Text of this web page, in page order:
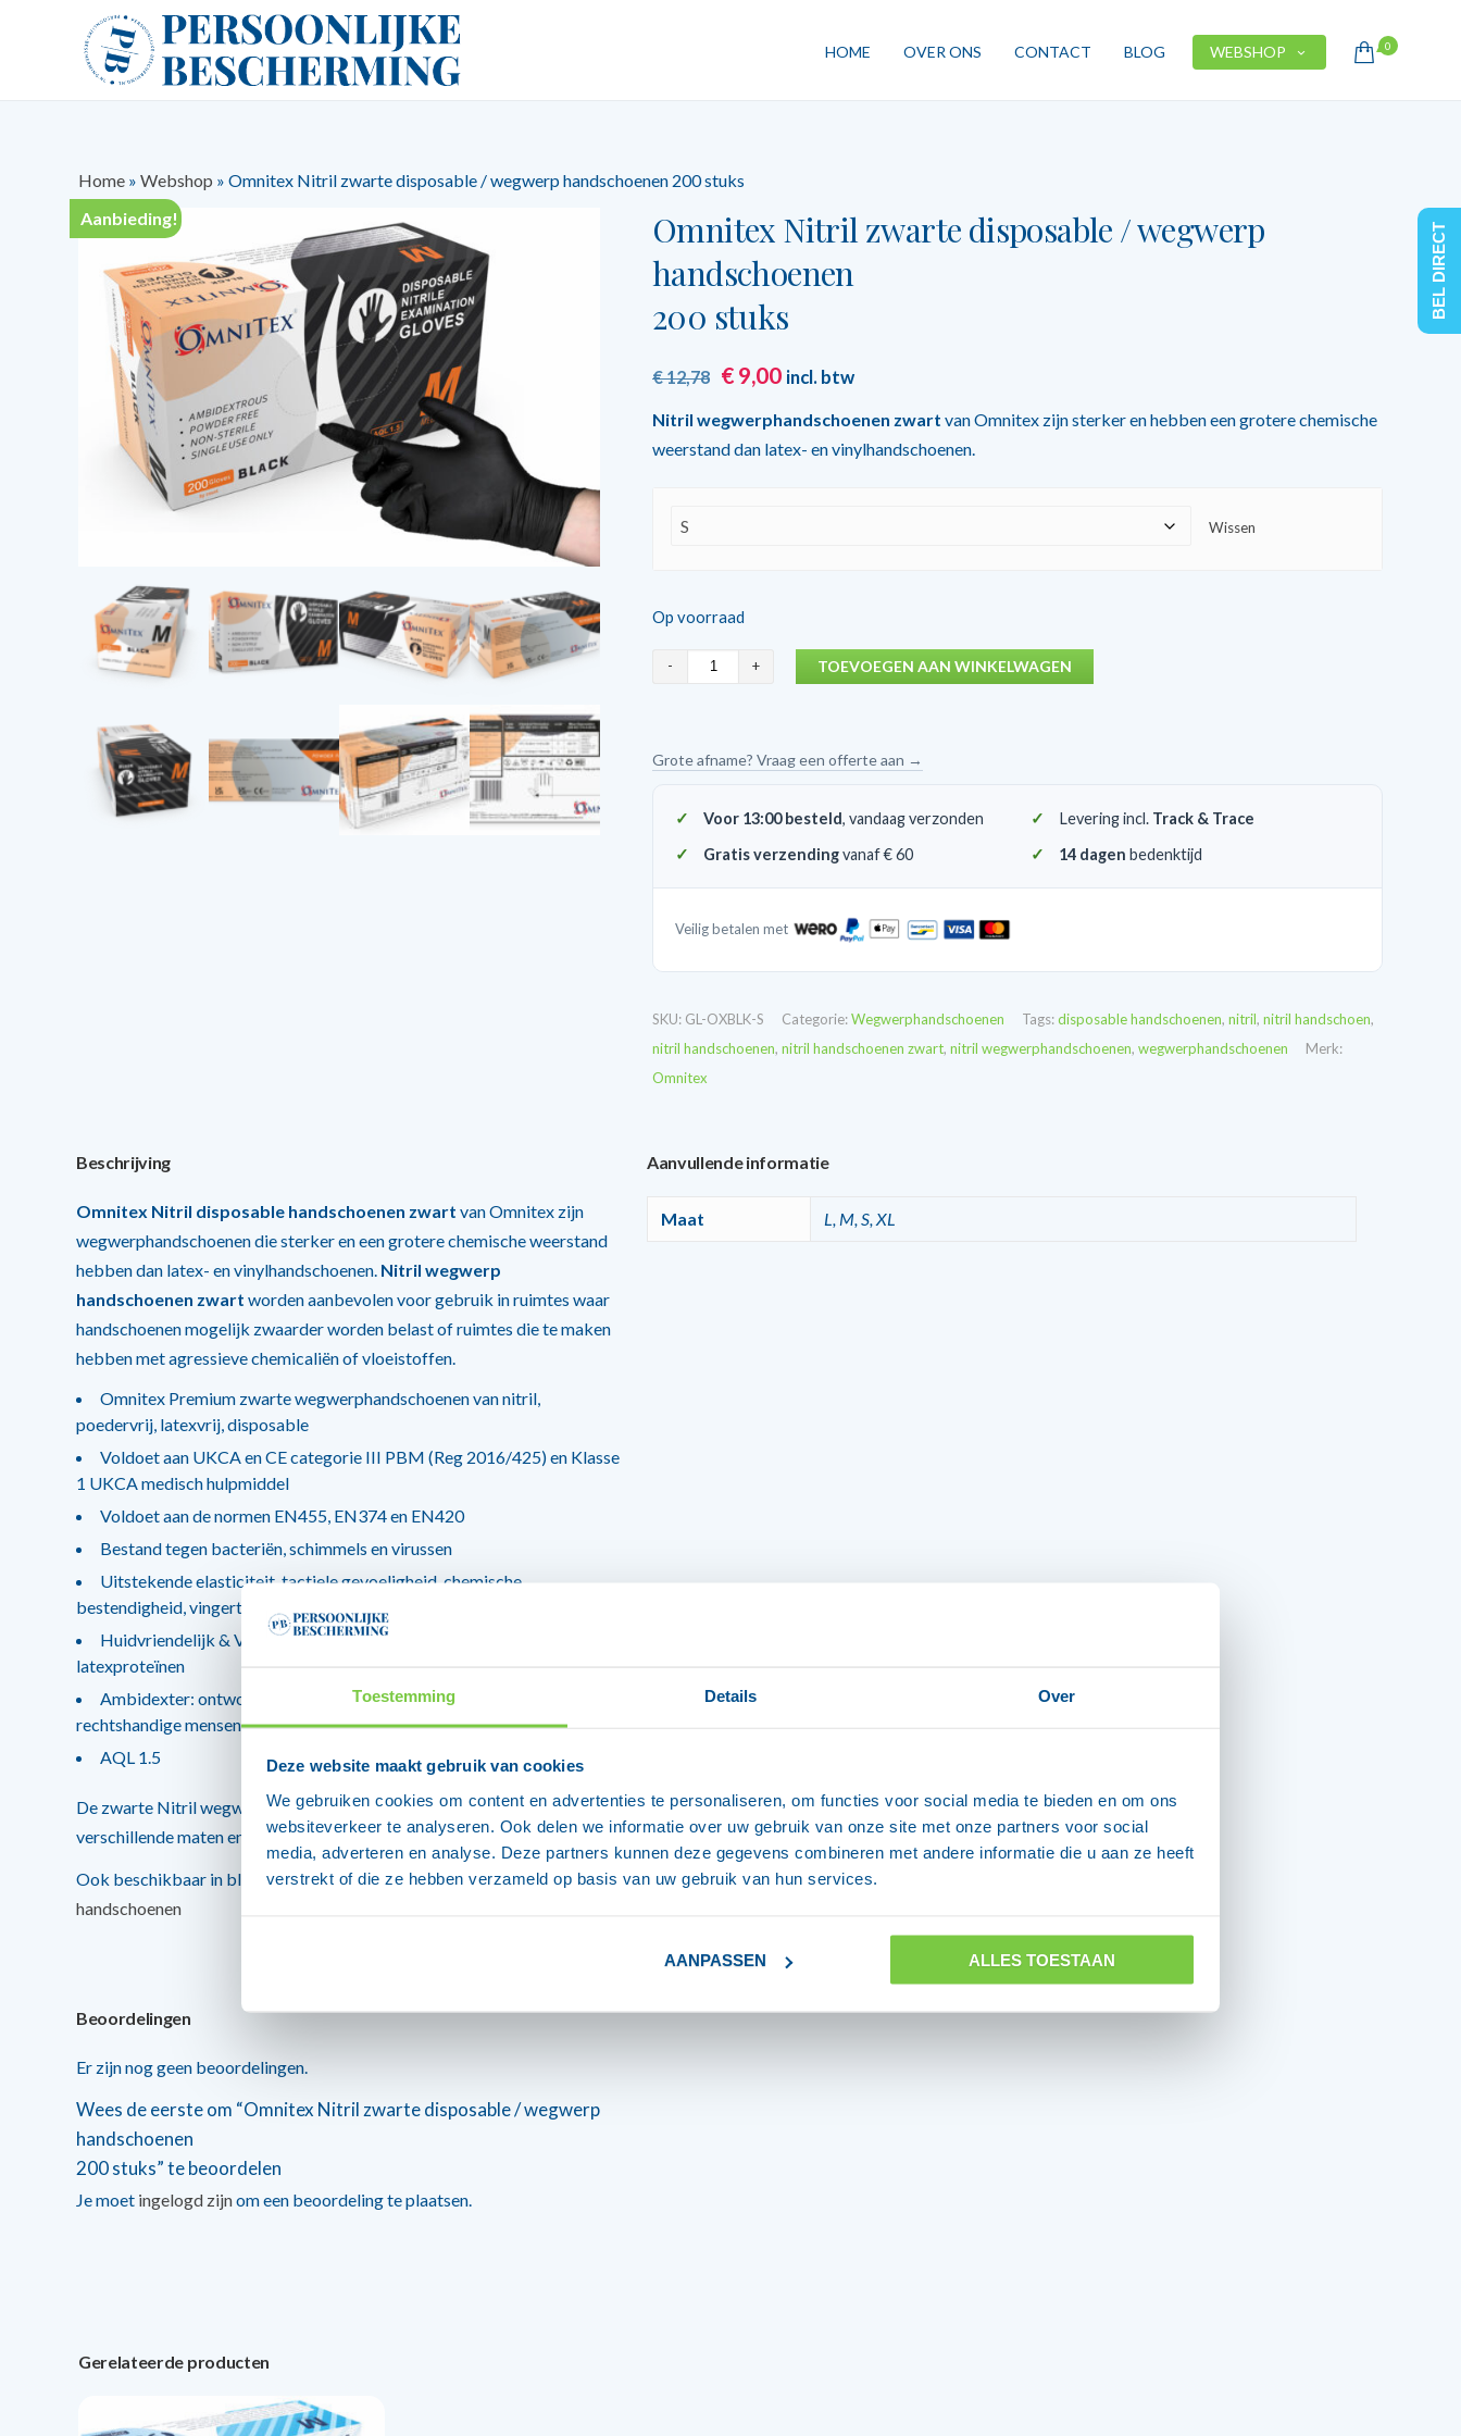
Toestemming Details Over
Deze website maakt gebruik van cookies
We gebruiken cookies om content en advertenties te personaliseren, om functies voor social media te bieden en om ons
websiteverkeer te analyseren. Ook delen we informatie over uw gebruik van onze site met onze partners voor social
media, adverteren en analyse. Deze partners kunnen deze gegevens combineren met andere informatie die u aan ze heeft
verstrekt of die ze hebben verzameld op basis van uw gebruik van hun services.
AANPASSEN ALLES TOESTAAN
0
HOME OVER ONS CONTACT BLOG WEBSHOP
Home » Webshop » Omnitex Nitril zwarte disposable / wegwerp handschoenen 200 stuks
Aanbieding!
Omnitex Nitril zwarte disposable / wegwerp
handschoenen
200 stuks
€12,78 Oorspronkelijke
was:
€ 12,78.
€ 9,00Huidige
is:
€ 9,00.
incl. btw
Nitril wegwerphandschoenen zwart van Omnitex zijn sterker en hebben een grotere chemische
weerstand dan latex- en vinylhandschoenen.
Wissen
Op voorraad
Omnitex
wegwerp
aantal
TOEVOEGEN AAN WINKELWAGEN
Grote afname? Vraag een offerte aan →
Voor 13:00 besteld, vandaag verzonden Levering incl. Track & Trace
Gratis verzendingvanaf € 60 14 dagen bedenktijd
Veilig betalen met
SKU: GL-OXBLK-S Categorie:Wegwerphandschoenen Tags:disposable handschoenen, nitril, nitril handschoen,
nitril handschoenen, nitril handschoenen zwart, nitril wegwerphandschoenen, wegwerphandschoenen
Merk:
Omnitex
Beschrijving
Omnitex Nitril disposable handschoenen zwart van Omnitex zijn
wegwerphandschoenen die sterker en een grotere chemische weerstand
hebben dan latex- en vinylhandschoenen. Nitril wegwerp
handschoenen zwart worden aanbevolen voor gebruik in ruimtes waar
handschoenen mogelijk zwaarder worden belast of ruimtes die te maken
hebben met agressieve chemicaliën of vloeistoffen.
Omnitex Premium zwarte wegwerphandschoenen van nitril,
poedervrij, latexvrij, disposable
Voldoet aan UKCA en CE categorie III PBM (Reg 2016/425) en Klasse
1 UKCA medisch hulpmiddel
Voldoet aan de normen EN455, EN374 en EN420
Bestand tegen bacteriën, schimmels en virussen
Uitstekende elasticiteit, tactiele gevoeligheid, chemische
bestendigheid, vingertoppen met textuur
Huidvriendelijk & Voedselveilig: vrij van weekmakers en allergene
latexproteïnen
Ambidexter: ontworpen om met evenveel gemak door linkshandige en
rechtshandige mensen te worden gebruikt
AQL 1.5
De zwarte Nitril wegwerphandschoenen van Omnitex zijn beschikbaar is
verschillende maten en worden per 200 stuks geleverd.
Ook beschikbaar in blauw:Nitril blauwe disposable / wegwerp
handschoenen
Aanvullende informatie
Maat L, M, S, XL
Beoordelingen
Er zijn nog geen beoordelingen.
Wees de eerste om “Omnitex Nitril zwarte disposable / wegwerp
handschoenen
200 stuks” te beoordelen
Je moet ingelogd zijnom een beoordeling te plaatsen.
Gerelateerde producten
BEL DIRECT